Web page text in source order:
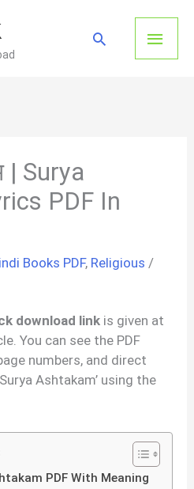
Main
Search
| Surya
PDF In
Books PDF, Religious /
download link is given at
You can see the PDF
numbers, and direct
Ashtakam’ using the
PDF With Meaning